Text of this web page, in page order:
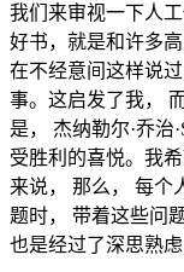
我们来审视一下人
好书，就是和许多
在不经意间这样说
事。这启发了我，
是， 杰纳勒尔·乔治
受胜利的喜悦。我
来说， 那么， 每个
题时， 带着这些问
也是经过了深思熟